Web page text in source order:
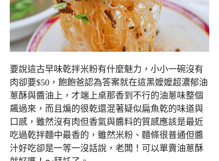
要說這古早味乾拌米粉有什麼魅力，小小一碗沒有
肉卻要$50，飽飽爸認為答案就在這黑嬤嬤超濃郁油
蔥酥與醬油上，才端上桌那香到不行的油蔥味整個
飆過來，而且煸的很乾還混著疑似扁魚乾的味道與
口感，雖然沒有肉但香氣與醬料的質感應該是最近
吃過乾拌麵中最香的，雖然米粉、麵條很普通但醬
汁好吃卻是一等一沒話說，老闆！可以單賣油蔥酥